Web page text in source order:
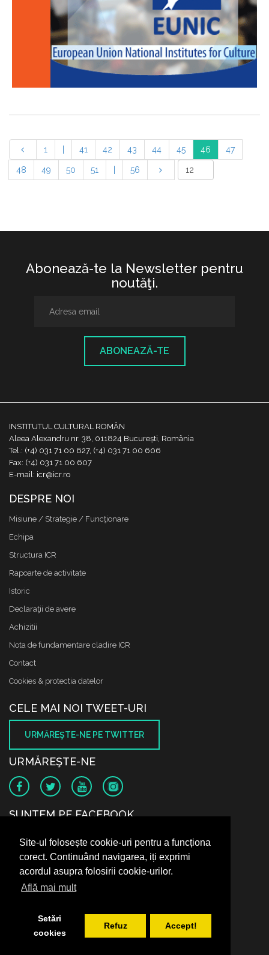
Site-ul folosește cookie-uri pentru a funcționa
corect. Continuând navigarea, iți exprimi
acordul asupra folosirii cookie-urilor.
Află mai mult
Setări
cookies
Refuz Accept!
1 41 42 43 44 45 46 47
48 49 50 51 56
Abonează-te la Newsletter pentru
noutăţi.
ABONEAZĂ-TE
INSTITUTUL CULTURAL ROMÂN
Aleea Alexandru nr. 38, 011824 București, România
Tel.: (+4) 031 71 00 627, (+4) 031 71 00 606
Fax: (+4) 031 71 00 607
E-mail: icr@icr.ro
DESPRE NOI
Misiune / Strategie / Funcţionare
Echipa
Structura ICR
Rapoarte de activitate
Istoric
Declaraţii de avere
Achizitii
Nota de fundamentare cladire ICR
Contact
Cookies & protectia datelor
CELE MAI NOI TWEET-URI
URMĂREŞTE-NE PE TWITTER
URMĂREŞTE-NE
SUNTEM PE FACEBOOK